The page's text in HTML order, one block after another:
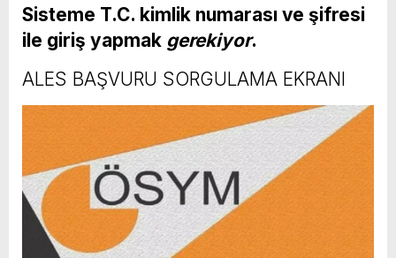
Sisteme T.C. kimlik numarası ve şifresi
ile giriş yapmak gerekiyor.
ALES BAŞVURU SORGULAMA EKRANI